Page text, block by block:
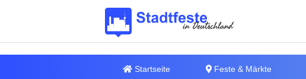
Startseite Feste & Märkte